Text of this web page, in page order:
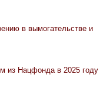
в вымогательстве и
из Нацфонда в 2025 году